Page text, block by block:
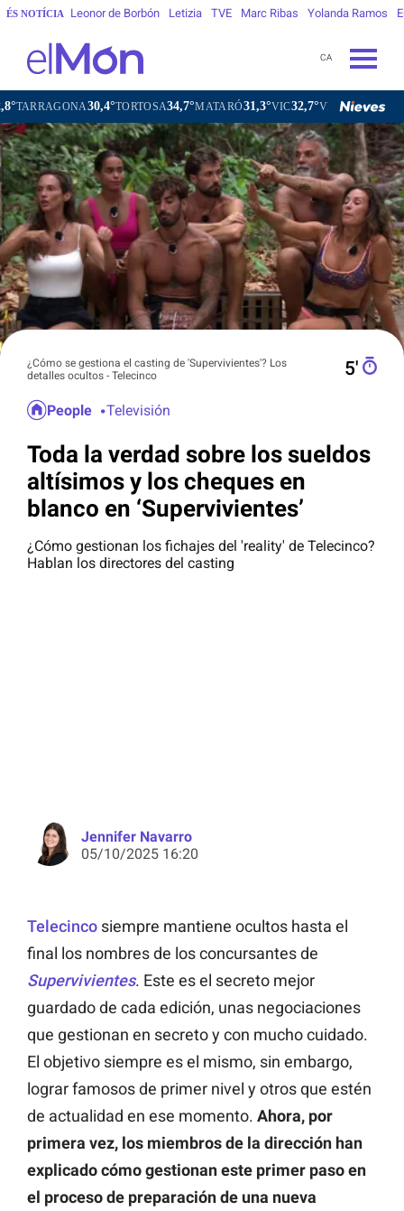
ÉS NOTÍCIA Leonor de Borbón Letizia TVE Marc Ribas Yolanda Ramos
CA
30,4°TORTOSA34,7°MATARÓ31,3°VIC32,7°VILAFRANCA DEL
¿Cómo se gestiona el casting de 'Supervivientes'? Los
detalles ocultos - Telecinco
5′
People Televisión
Toda la verdad sobre los sueldos
altísimos y los cheques en
blanco en ‘Supervivientes’
¿Cómo gestionan los fichajes del 'reality' de Telecinco?
Hablan los directores del casting
Jennifer Navarro
05/10/2025 16:20
Telecinco siempre mantiene ocultos hasta el
final los nombres de los concursantes de
Supervivientes. Este es el secreto mejor
guardado de cada edición, unas negociaciones
que gestionan en secreto y con mucho cuidado.
El objetivo siempre es el mismo, sin embargo,
lograr famosos de primer nivel y otros que estén
de actualidad en ese momento. Ahora, por
primera vez, los miembros de la dirección han
explicado cómo gestionan este primer paso en
el proceso de preparación de una nueva